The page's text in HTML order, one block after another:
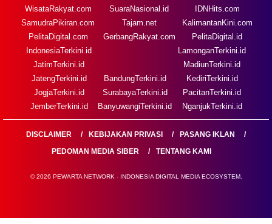
WisataRakyat.com
SamudraPikiran.com
PelitaDigital.com
SuaraNasional.id
Tajam.net
GerbangRakyat.com
IDNHits.com
KalimantanKini.com
PelitaDigital.id
IndonesiaTerkini.id
JatimTerkini.id
JatengTerkini.id
JogjaTerkini.id
JemberTerkini.id
BandungTerkini.id
SurabayaTerkini.id
BanyuwangiTerkini.id
LamonganTerkini.id
MadiunTerkini.id
KediriTerkini.id
PacitanTerkini.id
NganjukTerkini.id
DISCLAIMER KEBIJAKAN PRIVASI
PASANG IKLAN
PEDOMAN MEDIA SIBER
TENTANG KAMI
© 2026 PEWARTA NETWORK - INDONESIA DIGITAL MEDIA ECOSYSTEM.